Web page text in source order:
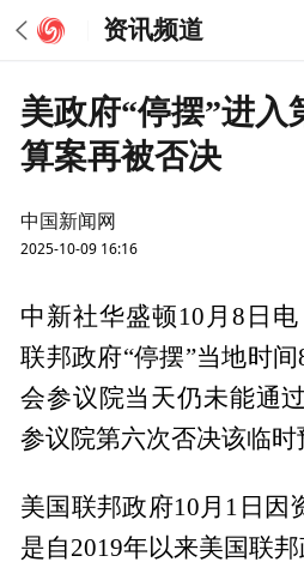
资讯频道
美政府“停摆”进入
算案再被否决
中国新闻网
2025-10-09 16:16
中新社华盛顿10月8日
联邦政府“停摆”当地时
会参议院当天仍未能通
参议院第六次否决该临时
美国联邦政府10月1日因
是自2019年以来美国联邦